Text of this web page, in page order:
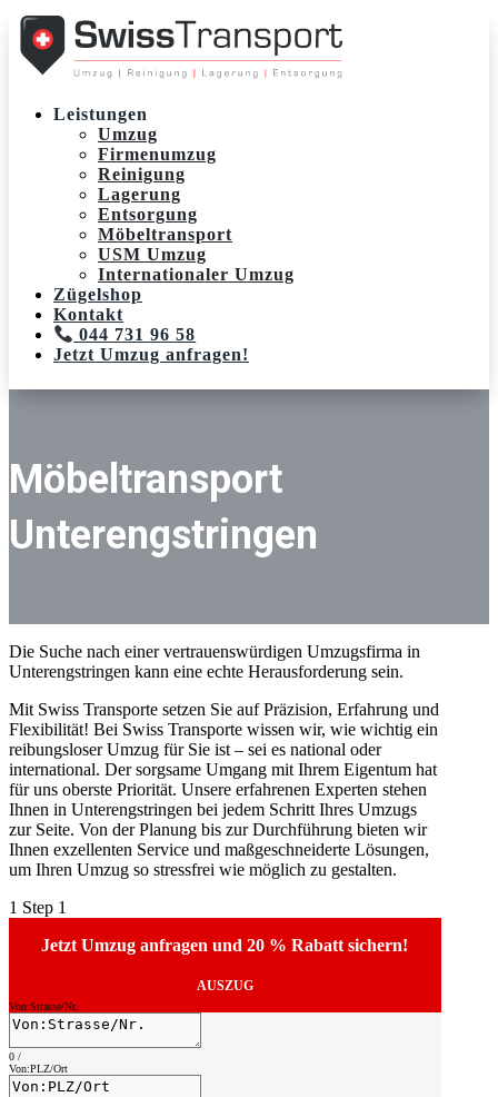
Leistungen
Umzug
Firmenumzug
Reinigung
Lagerung
Entsorgung
Möbeltransport
USM Umzug
Internationaler Umzug
Zügelshop
Kontakt
044 731 96 58
Jetzt Umzug anfragen!
Möbeltransport
Unterengstringen
Die Suche nach einer vertrauenswürdigen Umzugsfirma in
Unterengstringen kann eine echte Herausforderung sein.
Mit Swiss Transporte setzen Sie auf Präzision, Erfahrung und
Flexibilität! Bei Swiss Transporte wissen wir, wie wichtig ein
reibungsloser Umzug für Sie ist – sei es national oder
international. Der sorgsame Umgang mit Ihrem Eigentum hat
für uns oberste Priorität. Unsere erfahrenen Experten stehen
Ihnen in Unterengstringen bei jedem Schritt Ihres Umzugs
zur Seite. Von der Planung bis zur Durchführung bieten wir
Ihnen exzellenten Service und maßgeschneiderte Lösungen,
um Ihren Umzug so stressfrei wie möglich zu gestalten.
1 Step 1
Jetzt Umzug anfragen und 20 % Rabatt sichern!
AUSZUG
Von:Strasse/Nr.
0 /
Von:PLZ/Ort